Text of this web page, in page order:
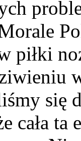
piłki
się
cała